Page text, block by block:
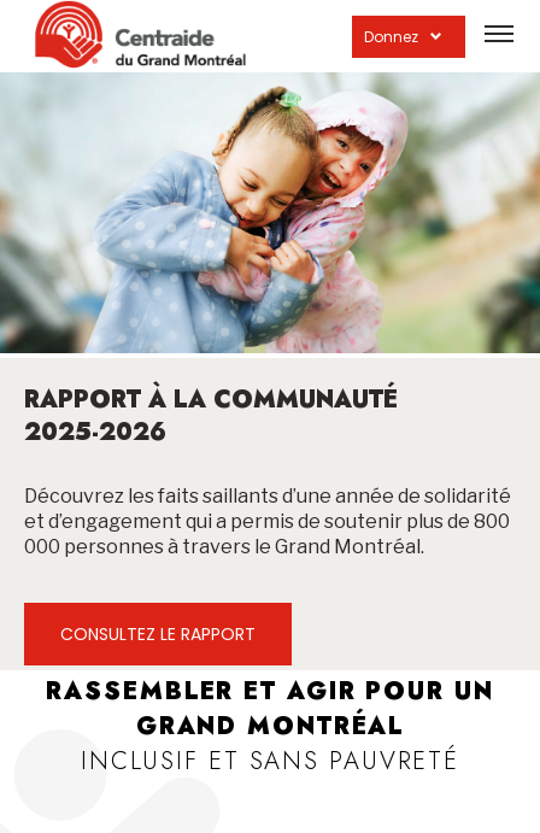
Donnez
la
site
RAPPORT À LA COMMUNAUTÉ
2025-2026
Découvrez les faits saillants d’une année de solidarité
et d’engagement qui a permis de soutenir plus de 800
000 personnes à travers le Grand Montréal.
CONSULTEZ LE RAPPORT
RASSEMBLER ET AGIR POUR UN
GRAND MONTRÉAL
INCLUSIF ET SANS PAUVRETÉ